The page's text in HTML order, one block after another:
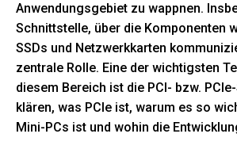
Anwendungsgebiet zu wappnen.
Schnittstelle, über die Komponenten
SSDs und Netzwerkkarten
zentrale Rolle. Eine der wichtigsten
diesem Bereich ist die PCI- bzw.
klären, was PCIe ist, warum es so
Mini-PCs ist und wohin die